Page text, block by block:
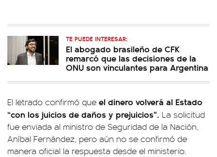
TE PUEDE INTERESAR:
El abogado brasileño de CFK
remarcó que las decisiones de la
ONU son vinculantes para Argentina
El letrado confirmó que el dinero volverá al Estado
“con los juicios de daños y prejuicios”. La solicitud
fue enviada al ministro de Seguridad de la Nación,
Aníbal Fernández, pero aún no se confirmó de
manera oficial la respuesta desde el ministerio.